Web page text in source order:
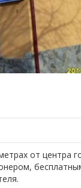
от центра